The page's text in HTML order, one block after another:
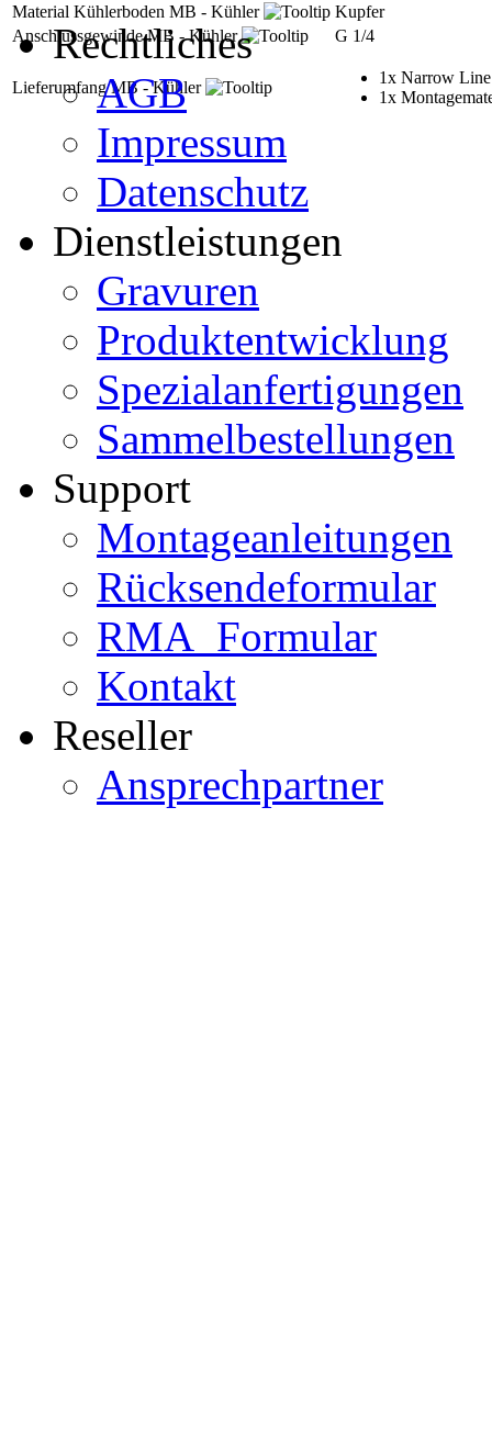
Material Kühlerboden MB - Kühler
Kupfer
Anschlussgewinde MB - Kühler
G 1/4
Lieferumfang MB - Kühler
1x Narrow
1x
Rechtliches
AGB
Impressum
Datenschutz
Dienstleistungen
Gravuren
Produktentwicklung
Spezialanfertigungen
Sammelbestellungen
Support
Montageanleitungen
Rücksendeformular
RMA_Formular
Kontakt
Reseller
Ansprechpartner